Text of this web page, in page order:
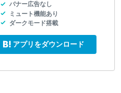
バナー広告なし
ミュート機能あり
ダークモード搭載
アプリをダウンロード